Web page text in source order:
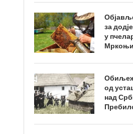
за
у
од
над